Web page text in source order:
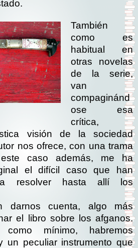
También
como es
habitual en
otras novelas
de la serie,
van
compaginánd
ose esa
crítica,
visión de la sociedad
nos ofrece, con una trama
caso además, me ha
el difícil caso que han
resolver hasta allí los
darnos cuenta, algo más
el libro sobre los afganos.
mínimo, habremos
un peculiar instrumento que